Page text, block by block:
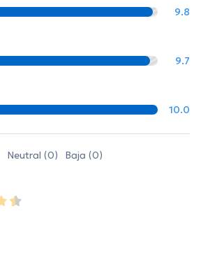
9.8
9.7
10.0
Neutral (0) Baja (0)